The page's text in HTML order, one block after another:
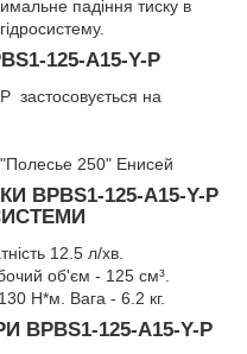
падіння тиску в
125-A15-Y-P
застосовується на
250" Енисей
BPBS1-125-A15-Y-P
12.5 л/хв.
об'єм - 125 см³.
Н*м. Вага - 6.2 кг.
125-A15-Y-P